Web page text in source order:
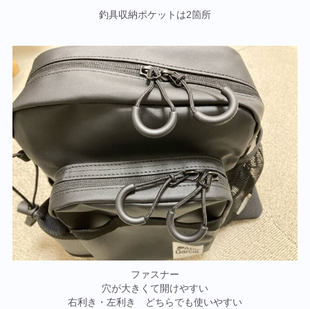
釣具収納ポケットは2箇所
ファスナー
穴が大きくて開けやすい
右利き・左利き どちらでも使いやすい